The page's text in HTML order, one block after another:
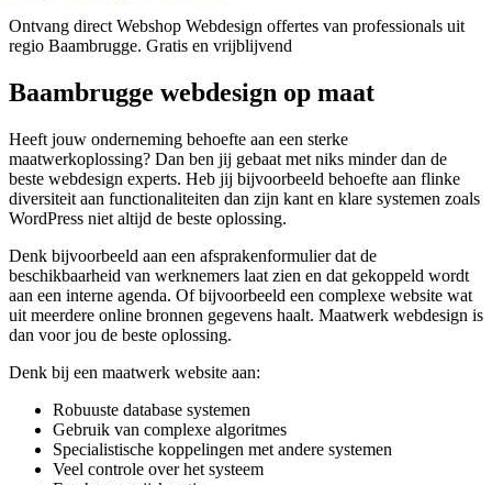
Ontvang direct Webshop Webdesign offertes van professionals uit
regio Baambrugge. Gratis en vrijblijvend
Baambrugge webdesign op maat
Heeft jouw onderneming behoefte aan een sterke
maatwerkoplossing? Dan ben jij gebaat met niks minder dan de
beste webdesign experts. Heb jij bijvoorbeeld behoefte aan flinke
diversiteit aan functionaliteiten dan zijn kant en klare systemen zoals
WordPress niet altijd de beste oplossing.
Denk bijvoorbeeld aan een afsprakenformulier dat de
beschikbaarheid van werknemers laat zien en dat gekoppeld wordt
aan een interne agenda. Of bijvoorbeeld een complexe website wat
uit meerdere online bronnen gegevens haalt. Maatwerk webdesign is
dan voor jou de beste oplossing.
Denk bij een maatwerk website aan:
Robuuste database systemen
Gebruik van complexe algoritmes
Specialistische koppelingen met andere systemen
Veel controle over het systeem